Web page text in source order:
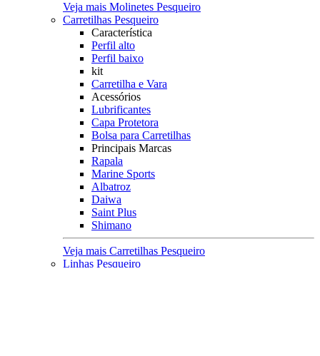
Veja mais Molinetes Pesqueiro
Carretilhas Pesqueiro
Característica
Perfil alto
Perfil baixo
kit
Carretilha e Vara
Acessórios
Lubrificantes
Capa Protetora
Bolsa para Carretilhas
Principais Marcas
Rapala
Marine Sports
Albatroz
Daiwa
Saint Plus
Shimano
Veja mais Carretilhas Pesqueiro
Linhas Pesqueiro